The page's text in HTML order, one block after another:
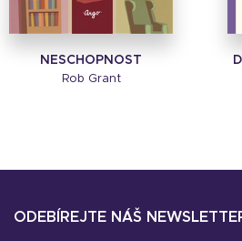
NESCHOPNOST
Rob Grant
ODEBÍREJTE NÁŠ